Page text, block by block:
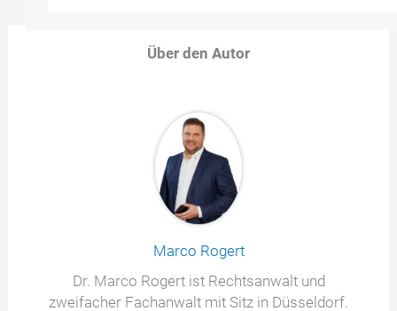
Über den Autor
Marco Rogert
Dr. Marco Rogert ist Rechtsanwalt und
zweifacher Fachanwalt mit Sitz in Düsseldorf.